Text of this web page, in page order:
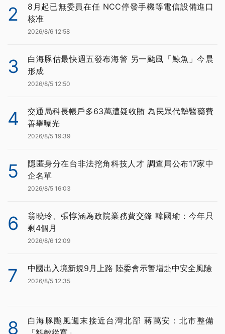
2
8月起已無委員在任 NCC停發手機等電信設備進口
核准
2026/8/6 12:58
3
白海豚估最快週五發布海警 另一颱風「鯨魚」今晨
形成
2026/8/5 12:50
4
交通局科長帳戶多63萬遭疑收賄 為民眾代墊醫藥費
善舉曝光
2026/8/5 19:39
5
隱匿身分在台非法挖角科技人才 調查局公布17家中
企名單
2026/8/5 16:03
6
翁曉玲、張惇涵為政院業務費交鋒 韓國瑜：今年只
剩4個月
2026/8/6 12:09
7 中國出入境新規9月上路 陸委會示警增赴中安全風險
2026/8/5 12:35
8
白海豚颱風週末接近台灣北部 蔣萬安：北市整備